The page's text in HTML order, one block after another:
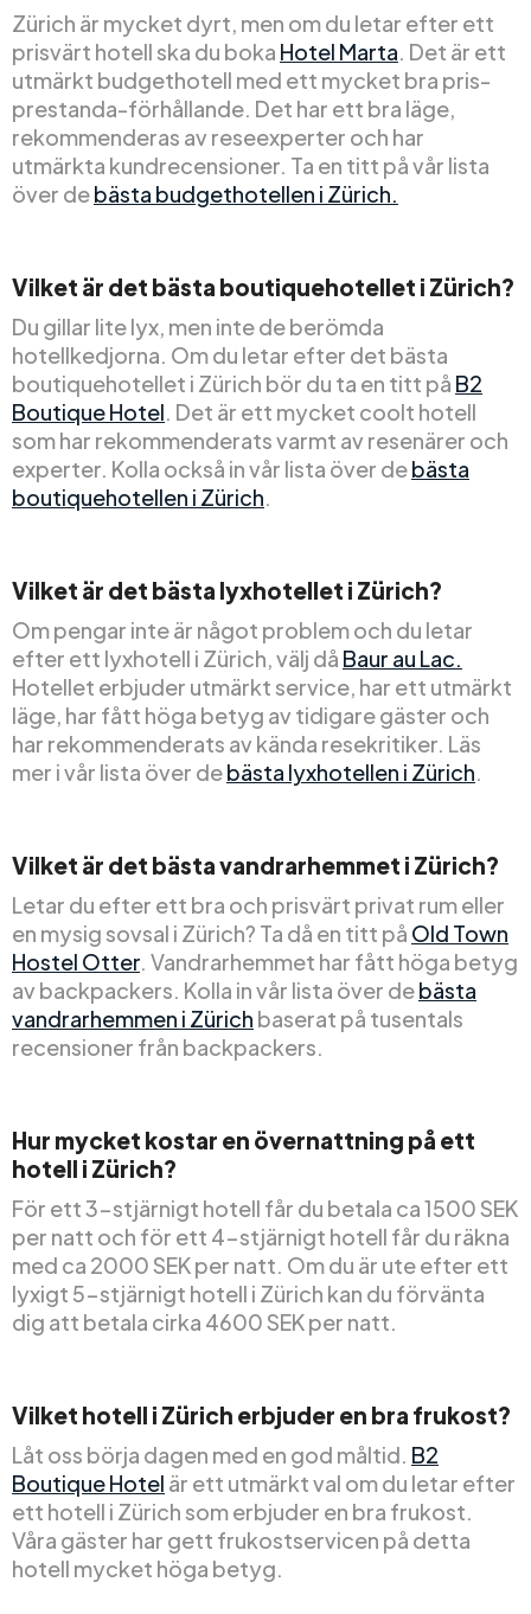
Zürich är mycket dyrt, men om du letar efter ett
prisvärt hotell ska du boka Hotel Marta. Det är ett
utmärkt budgethotell med ett mycket bra pris-
prestanda-förhållande. Det har ett bra läge,
rekommenderas av reseexperter och har
utmärkta kundrecensioner. Ta en titt på vår lista
över debästa budgethotellen i Zürich.
Vilket är det bästa boutiquehotellet i Zürich?
Du gillar lite lyx, men inte de berömda
hotellkedjorna. Om du letar efter det bästa
boutiquehotellet i Zürich bör du ta en titt på B2
Boutique Hotel. Det är ett mycket coolt hotell
som har rekommenderats varmt av resenärer och
experter. Kolla också in vår lista över debästa
boutiquehotellen i Zürich.
Vilket är det bästa lyxhotellet i Zürich?
Om pengar inte är något problem och du letar
efter ett lyxhotell i Zürich, välj då Baur au Lac.
Hotellet erbjuder utmärkt service, har ett utmärkt
läge, har fått höga betyg av tidigare gäster och
har rekommenderats av kända resekritiker. Läs
mer i vår lista över debästa lyxhotellen i Zürich.
Vilket är det bästa vandrarhemmet i Zürich?
Letar du efter ett bra och prisvärt privat rum eller
en mysig sovsal i Zürich? Ta då en titt på Old Town
Hostel Otter. Vandrarhemmet har fått höga betyg
av backpackers. Kolla in vår lista över debästa
vandrarhemmen i Zürich baserat på tusentals
recensioner från backpackers.
Hur mycket kostar en övernattning på ett
hotell i Zürich?
För ett 3-stjärnigt hotell får du betala ca 1500 SEK
per natt och för ett 4-stjärnigt hotell får du räkna
med ca 2000 SEK per natt. Om du är ute efter ett
lyxigt 5-stjärnigt hotell i Zürich kan du förvänta
dig att betala cirka 4600 SEK per natt.
Vilket hotell i Zürich erbjuder en bra frukost?
Låt oss börja dagen med en god måltid. B2
Boutique Hotel är ett utmärkt val om du letar efter
ett hotell i Zürich som erbjuder en bra frukost.
Våra gäster har gett frukostservicen på detta
hotell mycket höga betyg.